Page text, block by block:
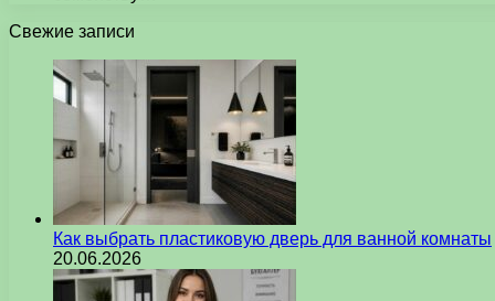
Свежие записи
Как выбрать пластиковую дверь для ванной комнаты
20.06.2026